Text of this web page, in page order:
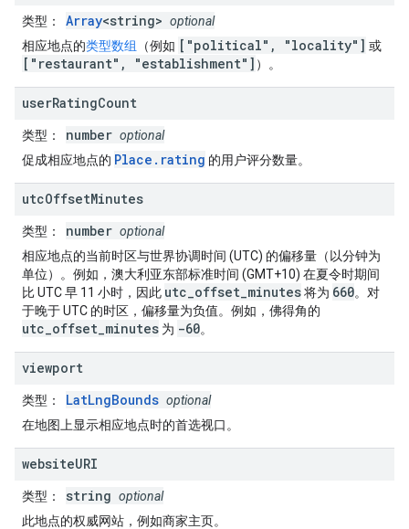
类型 ： Array<string> optional
相应地点的类型数组 （例如 ["political", "locality"] 或
["restaurant", "establishment"] ）。
userRatingCount
类型 ： number optional
促成相应地点的 Place.rating 的用户评分数量。
utcOffsetMinutes
类型 ： number optional
相应地点的当前时区与世界协调时间 (UTC) 的偏移量（以分钟为
单位）。例如，澳大利亚东部标准时间 (GMT+10) 在夏令时期间
比 UTC 早 11 小时，因此 utc_offset_minutes将为 660。对
于晚于 UTC 的时区，偏移量为负值。例如，佛得角的
utc_offset_minutes 为 -60。
viewport
类型 ： LatLngBounds optional
在地图上显示相应地点时的首选视口。
websiteURI
类型 ： string optional
此地点的权威网站，例如商家主页。